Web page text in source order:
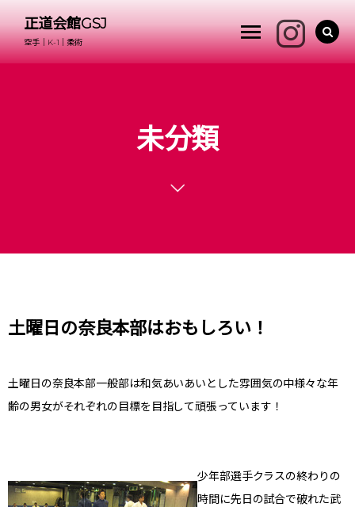
正道会館GSJ
空手｜K-1｜柔術
未分類
土曜日の奈良本部はおもしろい！
土曜日の奈良本部一般部は和気あいあいとした雰囲気の中様々な年
齢の男女がそれぞれの目標を目指して頑張っています！
少年部選手クラスの終わりの
時間に先日の試合で破れた武